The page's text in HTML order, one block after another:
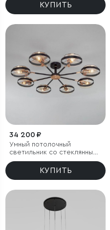
КУПИТЬ
34 200 ₽
Умный потолочный
светильник со стеклянными
плафонами
КУПИТЬ